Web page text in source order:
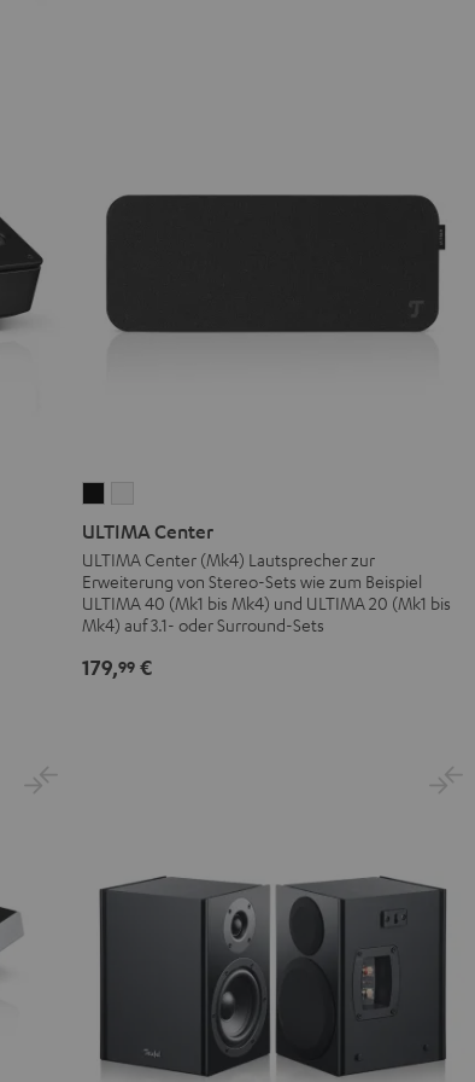
Center
Schwarz
Center
Weiß
ULTIMA Center
ULTIMA Center (Mk4) Lautsprecher zur
Erweiterung von Stereo-Sets wie zum Beispiel
ULTIMA 40 (Mk1 bis Mk4) und ULTIMA 20 (Mk1 bis
Mk4) auf 3.1- oder Surround-Sets
179,99 €